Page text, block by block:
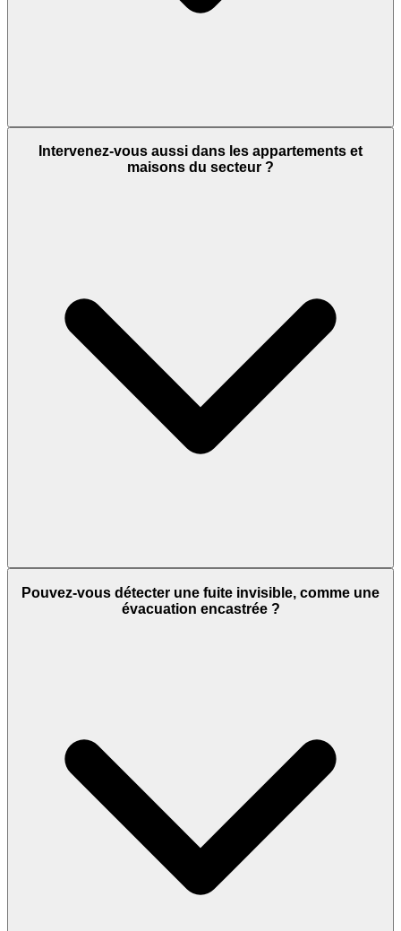
Intervenez-vous aussi dans les appartements et
maisons du secteur ?
Pouvez-vous détecter une fuite invisible, comme une
évacuation encastrée ?